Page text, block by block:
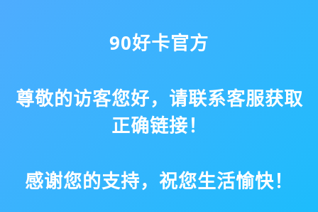
90好卡官方
尊敬的访客您好，请联系客服获取
正确链接！
感谢您的支持，祝您生活愉快！